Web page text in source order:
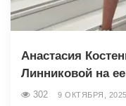
Анастасия
Линниковой на
302 9 ОКТЯБРЯ,